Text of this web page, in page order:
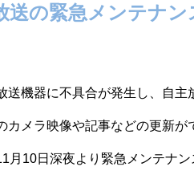
送の緊急メンテナ
送機器に不具合が発生し、自
カメラ映像や記事などの更新が
月10日深夜より緊急メンテナ